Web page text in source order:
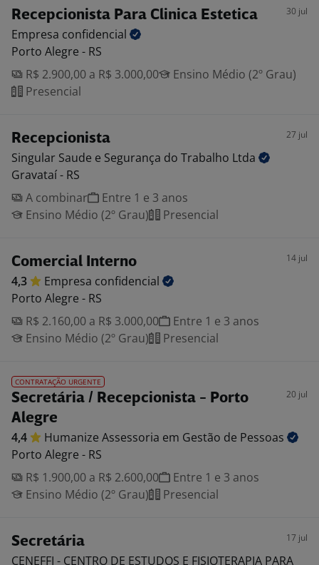
Recepcionista Para Clinica Estetica 30 jul
Empresa confidencial
Porto Alegre - RS
R$ 2.900,00 a R$ 3.000,00
Ensino Médio (2º Grau)
Presencial
Recepcionista 27 jul
Singular Saude e Segurança do Trabalho Ltda
Gravataí - RS
A combinar
Entre 1 e 3 anos
Ensino Médio (2º Grau)
Presencial
Comercial Interno 14 jul
4,3 Empresa confidencial
Porto Alegre - RS
R$ 2.160,00 a R$ 3.000,00
Entre 1 e 3 anos
Ensino Médio (2º Grau)
Presencial
CONTRATAÇÃO URGENTE
Secretária / Recepcionista - Porto
Alegre
20 jul
4,4 Humanize Assessoria em Gestão de Pessoas
Porto Alegre - RS
R$ 1.900,00 a R$ 2.600,00
Entre 1 e 3 anos
Ensino Médio (2º Grau)
Presencial
Secretária 17 jul
CENEFFI - CENTRO DE ESTUDOS E FISIOTERAPIA PARA